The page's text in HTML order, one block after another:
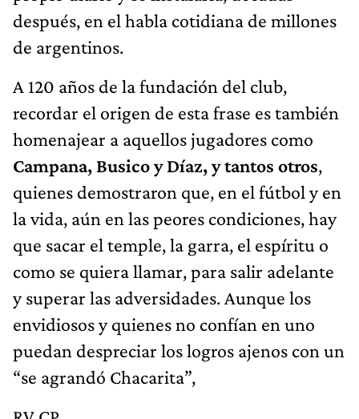
después, en el habla cotidiana de millones
de argentinos.
A 120 años de la fundación del club,
recordar el origen de esta frase es también
homenajear a aquellos jugadores como
Campana, Busico y Díaz, y tantos otros,
quienes demostraron que, en el fútbol y en
la vida, aún en las peores condiciones, hay
que sacar el temple, la garra, el espíritu o
como se quiera llamar, para salir adelante
y superar las adversidades. Aunque los
envidiosos y quienes no confían en uno
puedan despreciar los logros ajenos con un
“se agrandó Chacarita”,